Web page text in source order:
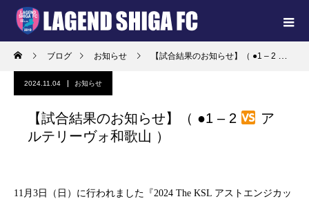
ブログ お知らせ 【試合結果のお知らせ】（ ●1 – 2
2024.11.04 お知らせ
【試合結果のお知らせ】（ ●1 – 2
ア
ルテリーヴォ和歌山 ）
11月3日（日）に行われました『2024 The KSL アストエンジカッ